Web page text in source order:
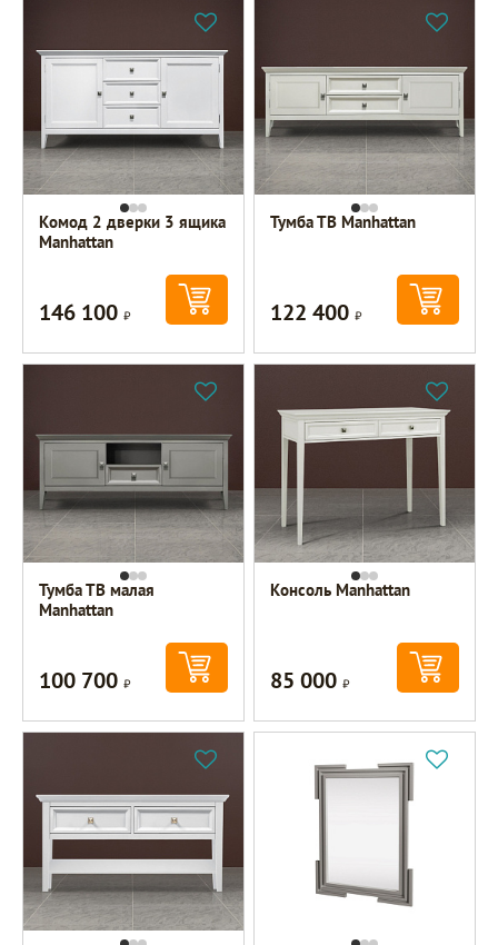
Комод 2 дверки 3 ящика
Manhattan
146 100Р
Тумба ТВ Manhattan
122 400Р
Тумба ТВ малая
Manhattan
100 700Р
Консоль Manhattan
85 000Р